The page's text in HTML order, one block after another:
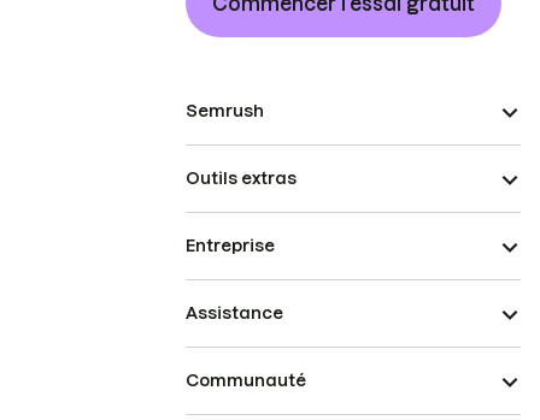
Semrush
Outils extras
Entreprise
Assistance
Communauté